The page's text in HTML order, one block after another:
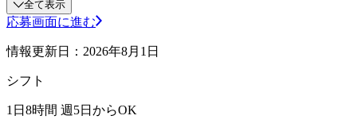
全て表示
応募画面に進む
情報更新日：2026年8月1日
シフト
1日8時間 週5日からOK